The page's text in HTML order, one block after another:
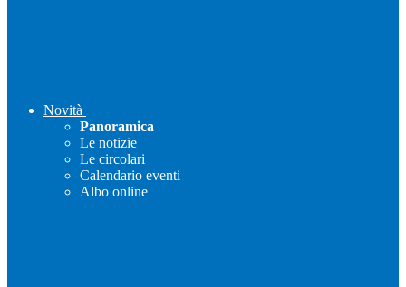
Novità
Panoramica
Le notizie
Le circolari
Calendario eventi
Albo online